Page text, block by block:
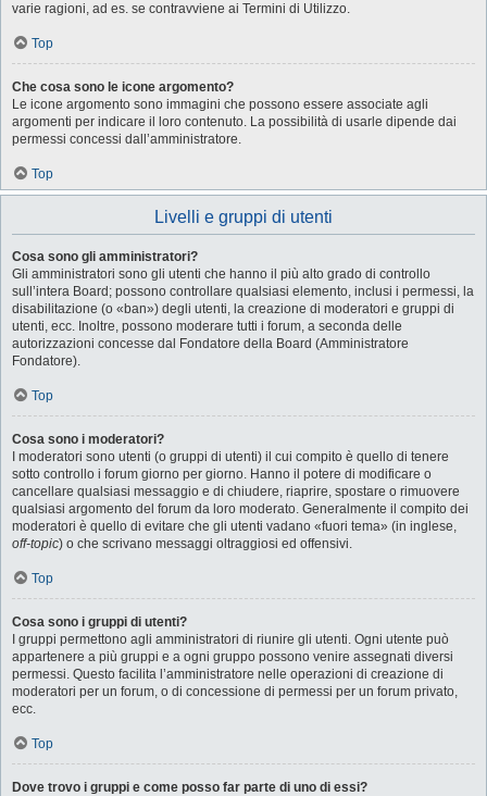
varie ragioni, ad es. se contravviene ai Termini di Utilizzo.
Top
Che cosa sono le icone argomento?
Le icone argomento sono immagini che possono essere associate agli
argomenti per indicare il loro contenuto. La possibilità di usarle dipende dai
permessi concessi dall’amministratore.
Top
Livelli e gruppi di utenti
Cosa sono gli amministratori?
Gli amministratori sono gli utenti che hanno il più alto grado di controllo
sull’intera Board; possono controllare qualsiasi elemento, inclusi i permessi, la
disabilitazione (o «ban») degli utenti, la creazione di moderatori e gruppi di
utenti, ecc. Inoltre, possono moderare tutti i forum, a seconda delle
autorizzazioni concesse dal Fondatore della Board (Amministratore
Fondatore).
Top
Cosa sono i moderatori?
I moderatori sono utenti (o gruppi di utenti) il cui compito è quello di tenere
sotto controllo i forum giorno per giorno. Hanno il potere di modificare o
cancellare qualsiasi messaggio e di chiudere, riaprire, spostare o rimuovere
qualsiasi argomento del forum da loro moderato. Generalmente il compito dei
moderatori è quello di evitare che gli utenti vadano «fuori tema» (in inglese,
off-topic) o che scrivano messaggi oltraggiosi ed offensivi.
Top
Cosa sono i gruppi di utenti?
I gruppi permettono agli amministratori di riunire gli utenti. Ogni utente può
appartenere a più gruppi e a ogni gruppo possono venire assegnati diversi
permessi. Questo facilita l’amministratore nelle operazioni di creazione di
moderatori per un forum, o di concessione di permessi per un forum privato,
ecc.
Top
Dove trovo i gruppi e come posso far parte di uno di essi?